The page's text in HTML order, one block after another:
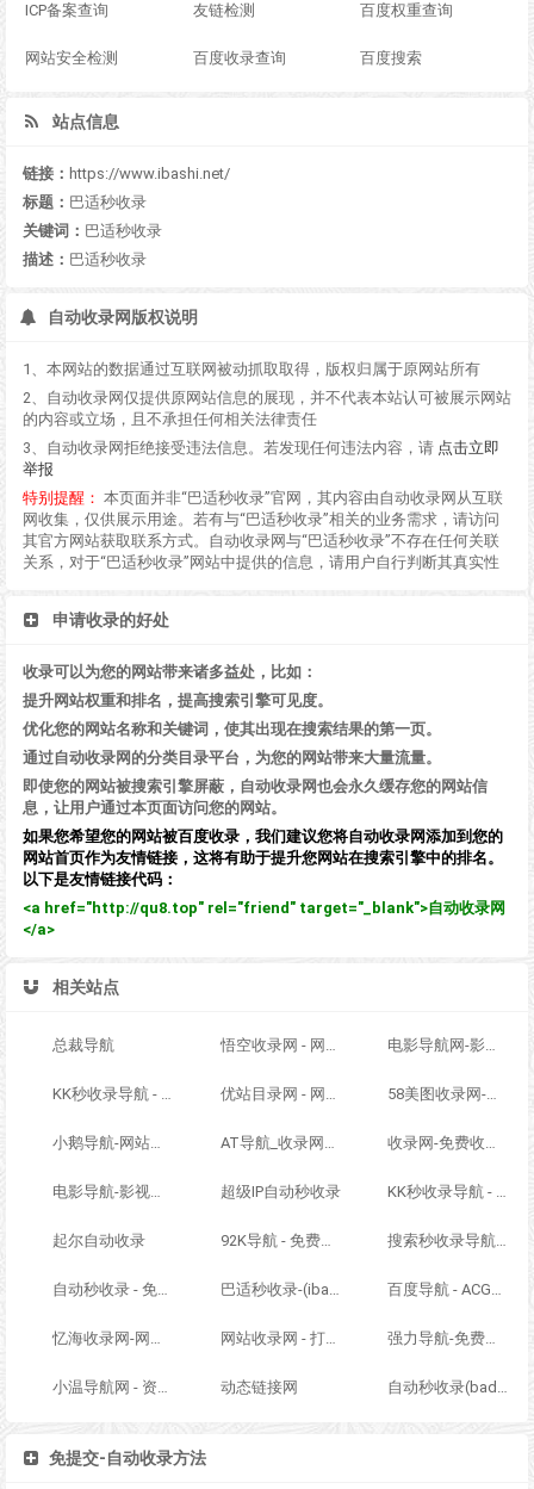
ICP备案查询 友链检测 百度权重查询
网站安全检测 百度收录查询 百度搜索
站点信息
链接： https://www.ibashi.net/
标题： 巴适秒收录
关键词： 巴适秒收录
描述： 巴适秒收录
自动收录网版权说明
1、本网站的数据通过互联网被动抓取取得，版权归属于原网站所有
2、自动收录网仅提供原网站信息的展现，并不代表本站认可被展示网站
的内容或立场，且不承担任何相关法律责任
3、自动收录网拒绝接受违法信息。若发现任何违法内容，请 点击立即
举报
特别提醒： 本页面并非“巴适秒收录”官网，其内容由自动收录网从互联
网收集，仅供展示用途。若有与“巴适秒收录”相关的业务需求，请访问
其官方网站获取联系方式。自动收录网与“巴适秒收录”不存在任何关联
关系，对于“巴适秒收录”网站中提供的信息，请用户自行判断其真实性
申请收录的好处
收录可以为您的网站带来诸多益处，比如：
提升网站权重和排名，提高搜索引擎可见度。
优化您的网站名称和关键词，使其出现在搜索结果的第一页。
通过自动收录网的分类目录平台，为您的网站带来大量流量。
即使您的网站被搜索引擎屏蔽，自动收录网也会永久缓存您的网站信
息，让用户通过本页面访问您的网站。
如果您希望您的网站被百度收录，我们建议您将自动收录网添加到您的
网站首页作为友情链接，这将有助于提升您网站在搜索引擎中的排名。
以下是友情链接代码：
<a href="http://qu8.top" rel="friend" target="_blank">自动收录网
</a>
相关站点
总裁导航 悟空收录网 - 网址导航大全 | 网站免费收录 | 软文外链发布平台 电影导航网-影视导航-电影搜索-影视搜索-电影站收录
KK秒收录导航 - ACG萌次元丨ACG导航网丨二次元导航丨资源网导航丨福利网址导航 - KK秒收录导航网 优站目录网 - 网址导航分类网站目录 - 自助网址提交自动收录 58美图收录网-自动收录网站-流量交换-自动链
小鹅导航-网站收录-自动收录网-网址收录-自动秒收录 AT导航_收录网_免费收录网站_自动收录网_秒收录 收录网-免费收录正规网站-免费发布软文
电影导航-影视导航-电影站收录-自动收录网-网站收录 超级IP自动秒收录 KK秒收录导航 - ACG萌次元丨ACG导航网丨二次元导航丨资源网导航丨福利网址导航 - KK秒收录导航网
起尔自动收录 92K导航 - 免费自动秒收录网址导航 搜索秒收录导航 - ACG萌次元丨ACG导航网丨二次元导航丨资源网导航丨福利网址导航 - SS秒收录导航网
自动秒收录 - 免费自动秒收录网址导航 巴适秒收录-(ibashi.net) - 巴适导航分类网站目录 - 自助网址提交自动收录 百度导航 - ACG萌次元丨ACG导航网丨二次元导航丨资源网导航丨福利网址导航 - BaiDu导航
忆海收录网-网址外链_自动收录网站_自助友情链接平台_网站广告_软文发布_站长交易_站长资源 网站收录网 - 打造最与众不同的站点收录网 强力导航-免费网站分类导航，提交收录，秒收录
小温导航网 - 资源网址导航，汇集各大资源网，全网优质教程技术网，搜集资源就从这里开始 动态链接网 自动秒收录(badfl.com) - 全自动秒收录网
免提交-自动收录方法